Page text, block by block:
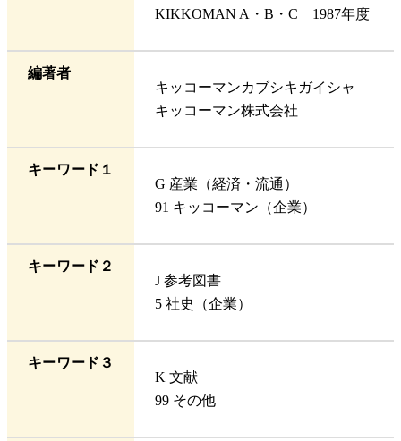
KIKKOMAN A・B・C 1987年度
編著者
キッコーマンカブシキガイシャ
キッコーマン株式会社
キーワード１
G 産業（経済・流通）
91 キッコーマン（企業）
キーワード２
J 参考図書
5 社史（企業）
キーワード３
K 文献
99 その他